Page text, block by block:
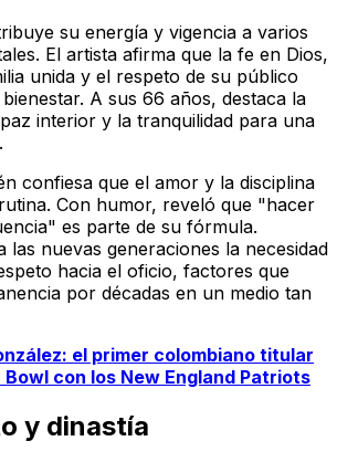
su energía y vigencia a varios
El artista afirma que la fe en Dios,
unida y el respeto de su público
A sus 66 años, destaca la
interior y la tranquilidad para una
confiesa que el amor y la disciplina
Con humor, reveló que "hacer
es parte de su fórmula.
las nuevas generaciones la necesidad
hacia el oficio, factores que
por décadas en un medio tan
el primer colombiano titular
Bowl con los New England Patriots
y dinastía